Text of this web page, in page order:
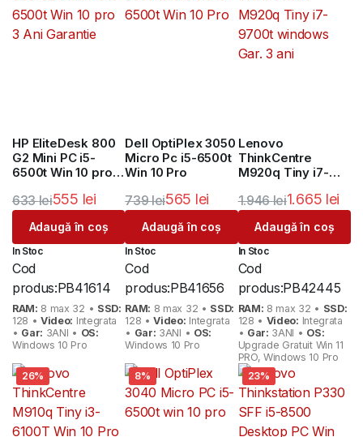
HP EliteDesk 800
G2 Mini PC i5-
6500t Win 10 pro 3
633lei
Prețul
inițial
a
fost:
633 lei.
555 lei
Prețul
curent
este:
555 lei.
Adaugă în coș
In Stoc
Cod
produs:PB41614
RAM: 8 max 32 • SSD:
128 •Video: Integrata
• Gar: 3ANI • OS:
Windows 10 Pro
Dell OptiPlex 3050
Micro Pc i5-6500t
Win 10 Pro
739lei
Prețul
inițial
a
fost:
739 lei.
565 lei
Prețul
curent
este:
565 lei.
Adaugă în coș
In Stoc
Cod
produs:PB41656
RAM: 8 max 32 • SSD:
128 •Video: Integrata
• Gar: 3ANI • OS:
Windows 10 Pro
Lenovo
ThinkCentre
M920q Tiny i7-
Gar. 3 ani
1.946lei
Prețul
inițial
a
fost:
1.946 lei.
1.665 lei
Prețul
curent
este:
1.665 lei.
Adaugă în coș
In Stoc
Cod
produs:PB42445
RAM: 8 max 32 • SSD:
128 • Video: Integrata
• Gar: 3ANI • OS:
Upgrade Gratuit Win 11
PRO, Windows 10 Pro
26%
8% 23%